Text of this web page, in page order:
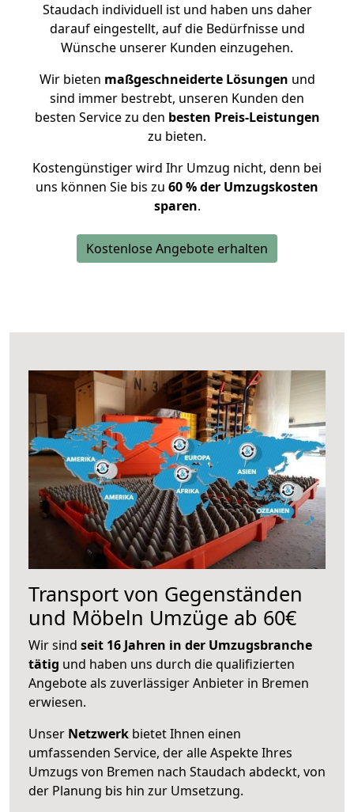
Staudach individuell ist und haben uns daher
darauf eingestellt, auf die Bedürfnisse und
Wünsche unserer Kunden einzugehen.
Wir bieten maßgeschneiderte Lösungen und
sind immer bestrebt, unseren Kunden den
besten Service zu den besten Preis-Leistungen
zu bieten.
Kostengünstiger wird Ihr Umzug nicht, denn bei
uns können Sie bis zu 60 % der Umzugskosten
sparen.
Kostenlose Angebote erhalten
Transport von Gegenständen
und Möbeln Umzüge ab 60€
Wir sind seit 16 Jahren in der Umzugsbranche
tätig und haben uns durch die qualifizierten
Angebote als zuverlässiger Anbieter in Bremen
erwiesen.
Unser Netzwerk bietet Ihnen einen
umfassenden Service, der alle Aspekte Ihres
Umzugs von Bremen nach Staudach abdeckt, von
der Planung bis hin zur Umsetzung.